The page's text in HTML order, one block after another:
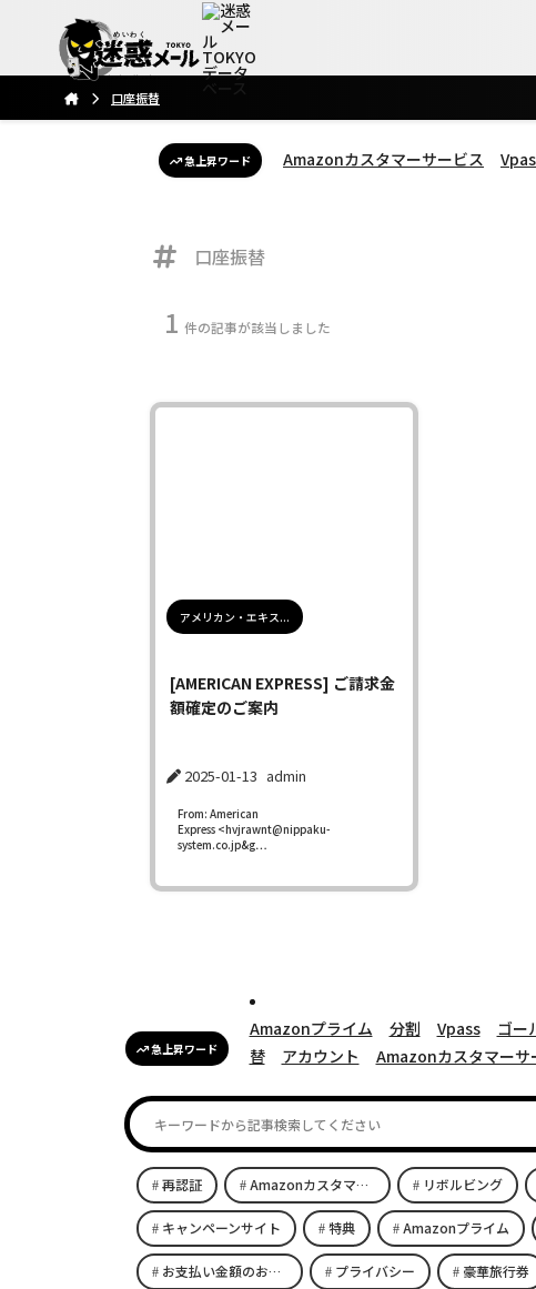
口座振替
急上昇ワード Amazonカスタマーサービス
口座振替
1 件の記事が該当しました
アメリカン・エキス...
[AMERICAN EXPRESS] ご請求金
額確定のご案内
2025-01-13 admin
From: American
Express <hvjrawnt@nippaku-
system.co.jp&g…
急上昇ワード
Amazonプライム 分割 Vpass ゴー
替
アカウント Amazonカスタマーサ
再認証 Amazonカスタマーサービス リボルビング
キャンペーンサイト 特典 Amazonプライム
お支払い金額のお知らせ プライバシー 豪華旅行券